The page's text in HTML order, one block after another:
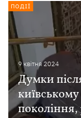
9 квiтня 2024
Думки
покоління,
ПОДІЇ